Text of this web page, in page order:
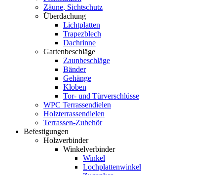
Zäune, Sichtschutz
Überdachung
Lichtplatten
Trapezblech
Dachrinne
Gartenbeschläge
Zaunbeschläge
Bänder
Gehänge
Kloben
Tor- und Türverschlüsse
WPC Terrassendielen
Holzterrassendielen
Terrassen-Zubehör
Befestigungen
Holzverbinder
Winkelverbinder
Winkel
Lochplattenwinkel